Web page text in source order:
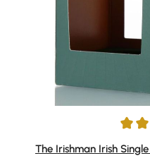
Durchschnittliche
The Irishman Irish